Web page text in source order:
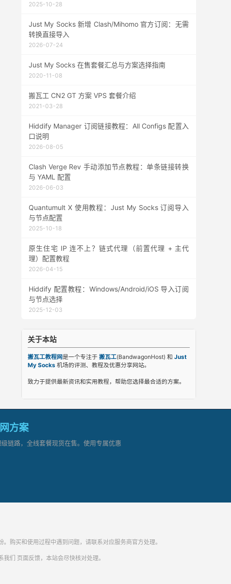
2025-10-28
Just My Socks 新增 Clash/Mihomo 官方订阅：无需
转换直接导入
2026-07-24
Just My Socks 在售套餐汇总与方案选择指南
2020-11-08
搬瓦工 CN2 GT 方案 VPS 套餐介绍
2021-03-28
Hiddify Manager 订阅链接教程：All Configs 配置入
口说明
2026-08-05
Clash Verge Rev 手动添加节点教程：单条链接转换
与 YAML 配置
2026-06-03
Quantumult X 使用教程：Just My Socks 订阅导入
与节点配置
2025-10-18
原生住宅 IP 连不上？链式代理（前置代理 + 主代
理）配置教程
2026-04-15
Hiddify 配置教程：Windows/Android/iOS 导入订阅
与节点选择
2025-12-03
关于本站
搬瓦工教程网是一个专注于 搬瓦工(BandwagonHost) 和 Just
My Socks 机场的评测、教程及优惠分享网站。
致力于提供最新资讯和实用教程，帮助您选择最合适的方案。
方案
链路，全线套餐现货在售。使用专属优惠
购买和使用过程中遇到问题，请联系对应服务商官方处理。
我们 页面反馈，本站会尽快核对处理。